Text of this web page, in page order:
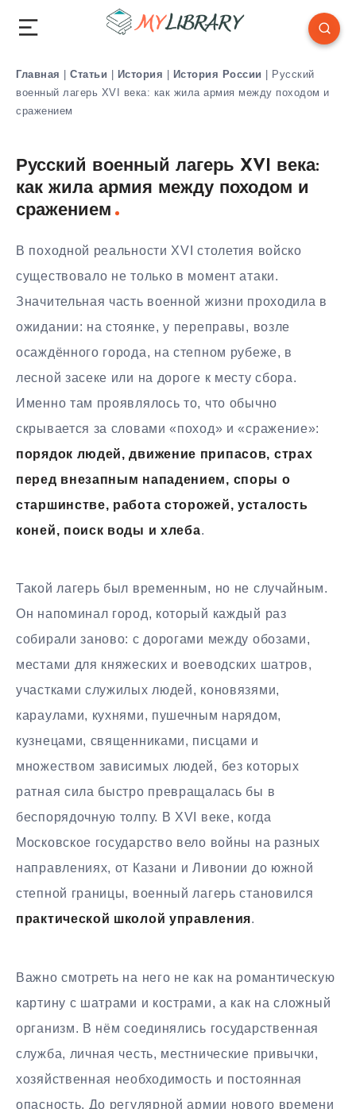
Главная | Статьи | История | История России | Русский
военный лагерь XVI века: как жила армия между походом и
сражением
Русский военный лагерь XVI века:
как жила армия между походом и
сражением
В походной реальности XVI столетия войско
существовало не только в момент атаки.
Значительная часть военной жизни проходила в
ожидании: на стоянке, у переправы, возле
осаждённого города, на степном рубеже, в
лесной засеке или на дороге к месту сбора.
Именно там проявлялось то, что обычно
скрывается за словами «поход» и «сражение»:
порядок людей, движение припасов, страх
перед внезапным нападением, споры о
старшинстве, работа сторожей, усталость
коней, поиск воды и хлеба.
Такой лагерь был временным, но не случайным.
Он напоминал город, который каждый раз
собирали заново: с дорогами между обозами,
местами для княжеских и воеводских шатров,
участками служилых людей, коновязями,
караулами, кухнями, пушечным нарядом,
кузнецами, священниками, писцами и
множеством зависимых людей, без которых
ратная сила быстро превращалась бы в
беспорядочную толпу. В XVI веке, когда
Московское государство вело войны на разных
направлениях, от Казани и Ливонии до южной
степной границы, военный лагерь становился
практической школой управления.
Важно смотреть на него не как на романтическую
картину с шатрами и кострами, а как на сложный
организм. В нём соединялись государственная
служба, личная честь, местнические привычки,
хозяйственная необходимость и постоянная
опасность. До регулярной армии нового времени